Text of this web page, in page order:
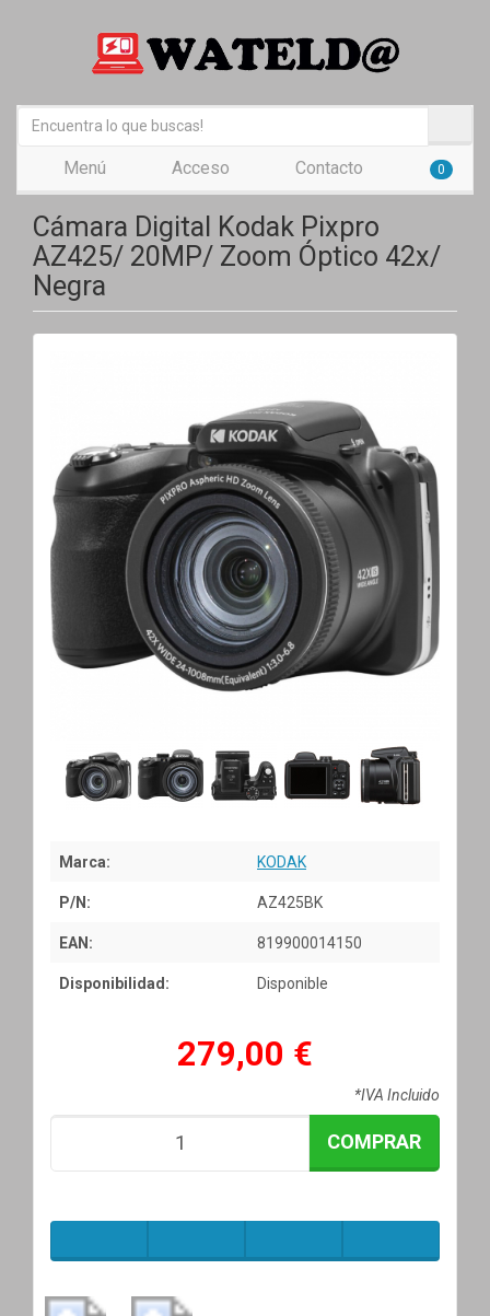
Menú Acceso Contacto 0
Cámara Digital Kodak Pixpro
AZ425/ 20MP/ Zoom Óptico 42x/
Negra
Marca: KODAK
P/N: AZ425BK
EAN: 819900014150
Disponibilidad: Disponible
279,00 €
*IVA Incluido
COMPRAR